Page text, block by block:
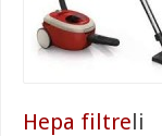
Hepa filtreli